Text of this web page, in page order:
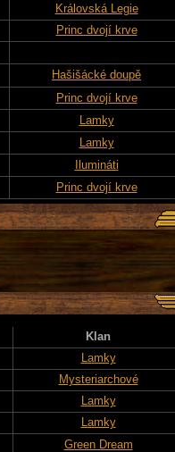
Královská Legie
Princ dvojí krve
Hašišácké doupě
Princ dvojí krve
Lamky
Lamky
Ilumináti
Princ dvojí krve
Klan
Lamky
Mysteriarchové
Lamky
Lamky
Green Dream